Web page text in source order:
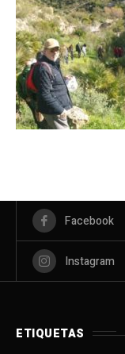
Facebook
Instagram
ETIQUETAS